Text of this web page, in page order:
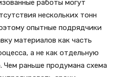
работы могут
нескольких тонн
опытные подрядчики
материалов как часть
а не как отдельную
Чем раньше продумана схема